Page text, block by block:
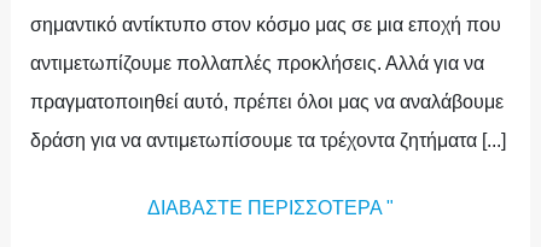
σημαντικό αντίκτυπο στον κόσμο μας σε μια εποχή που
αντιμετωπίζουμε πολλαπλές προκλήσεις. Αλλά για να
πραγματοποιηθεί αυτό, πρέπει όλοι μας να αναλάβουμε
δράση για να αντιμετωπίσουμε τα τρέχοντα ζητήματα [...]
ΔΙΑΒΆΣΤΕ ΠΕΡΙΣΣΌΤΕΡΑ "